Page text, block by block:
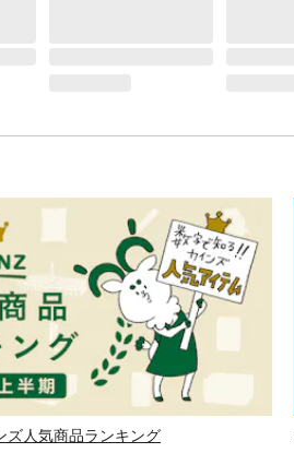
ズ人気商品ランキング